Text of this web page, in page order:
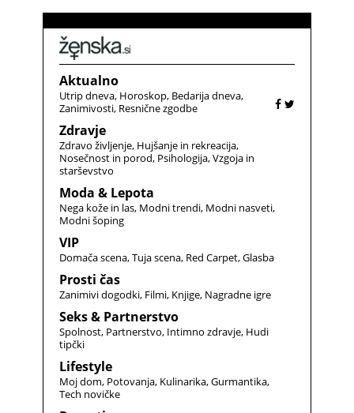
Aktualno
Utrip dneva Horoskop Bedarija dneva
Zanimivosti Resnične zgodbe
Zdravje
Zdravo življenje Hujšanje in rekreacija
Nosečnost in porod Psihologija Vzgoja in
starševstvo
Moda & Lepota
Nega kože in las Modni trendi Modni nasveti
Modni šoping
VIP
Domača scena Tuja scena Red Carpet Glasba
Prosti čas
Zanimivi dogodki Filmi Knjige Nagradne igre
Seks & Partnerstvo
Spolnost Partnerstvo Intimno zdravje Hudi
tipčki
Lifestyle
Moj dom Potovanja Kulinarika Gurmantika
Tech novičke